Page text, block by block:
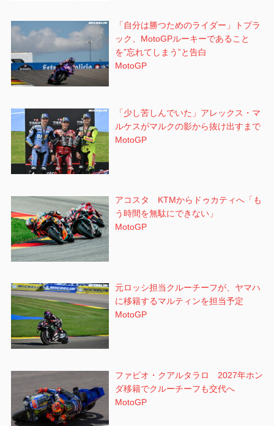
「自分は勝つためのライダー」トプラ
ック、MotoGPルーキーであること
を”忘れてしまう”と告白
MotoGP
「少し苦しんでいた」アレックス・マ
ルケスがマルクの影から抜け出すまで
MotoGP
アコスタ KTMからドゥカティへ「も
う時間を無駄にできない」
MotoGP
元ロッシ担当クルーチーフが、ヤマハ
に移籍するマルティンを担当予定
MotoGP
ファビオ・クアルタラロ 2027年ホン
ダ移籍でクルーチーフも交代へ
MotoGP